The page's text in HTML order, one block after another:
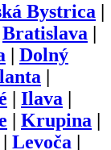
Bystrica
Bratislava
Dolný
Ilava
Krupina
Levoča